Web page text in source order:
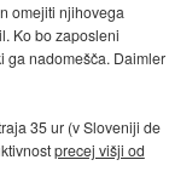
omejiti njihovega
Ko bo zaposleni
ga nadomešča. Daimler
35 ur (v Sloveniji de
precej višji od